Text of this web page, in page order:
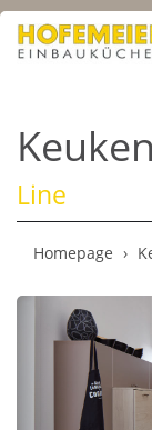
Line
Homepage